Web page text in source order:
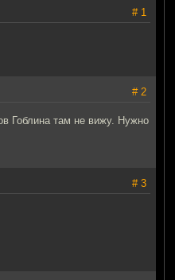
# 1
# 2
Гоблина там не вижу. Нужно
# 3